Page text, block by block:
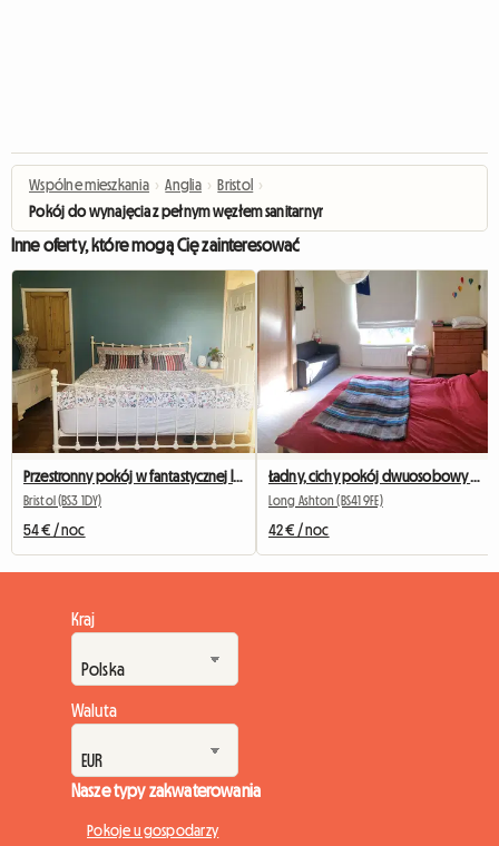
Wspólne mieszkania › Anglia › Bristol ›
Pokój do wynajęcia z pełnym węzłem sanitarnym
Inne oferty, które mogą Cię zainteresować
Bristol (BS3 1DY)
54 € / noc
Long Ashton (BS41 9FE)
42 € / noc
Kraj
Waluta
Nasze typy zakwaterowania
Pokoje u gospodarzy